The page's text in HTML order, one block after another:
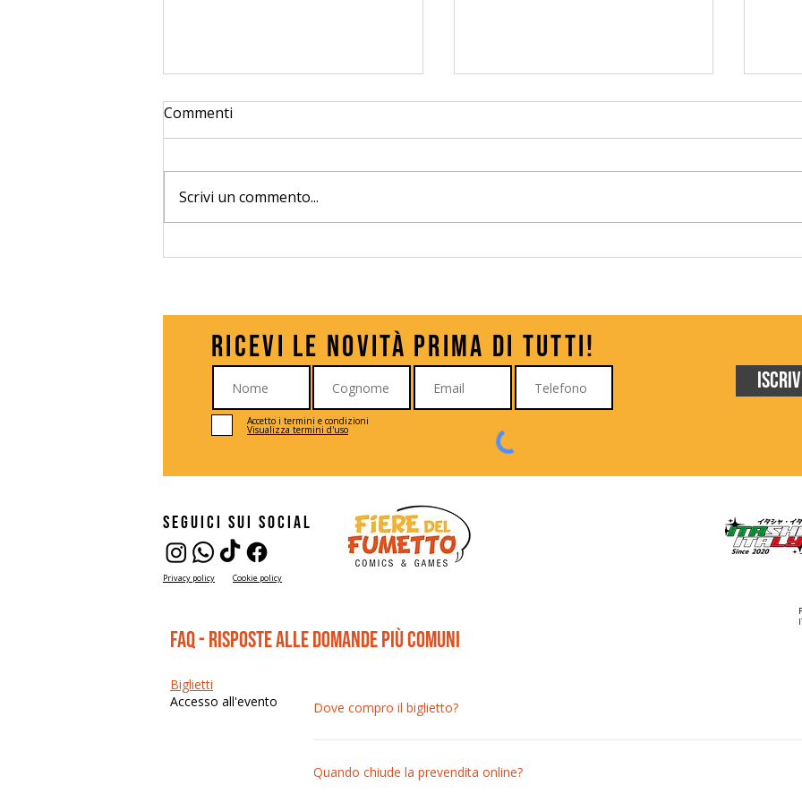
Giulia Maniglio a Milano
Kilari: l’anime idol e
Commenti
Scrivi un commento...
Ricevi le novità prima di tutti!
Accetto i termini e condizioni
Visualizza termini d'uso
seguici sui social
Privacy policy Cookie policy
FAQ - risposte alle domande più comuni
Biglietti
Accesso all'evento
Dove compro il biglietto?
Quando chiude la prevendita online?